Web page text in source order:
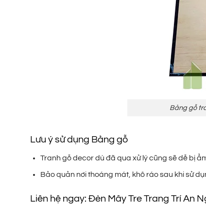
Bảng gỗ
Lưu ý sử dụng Bảng gỗ
Tranh gỗ decor dù đã qua xử lý cũng sẽ dễ bị
Bảo quản nơi thoáng mát, khô ráo sau khi sử
Liên hệ ngay: Đèn Mây Tre Trang Trí An